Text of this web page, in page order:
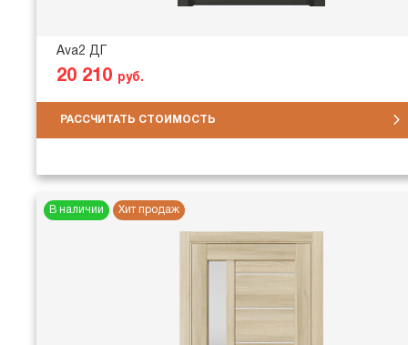
Ava2 ДГ
20 210 руб.
РАССЧИТАТЬ СТОИМОСТЬ
В наличии Хит продаж